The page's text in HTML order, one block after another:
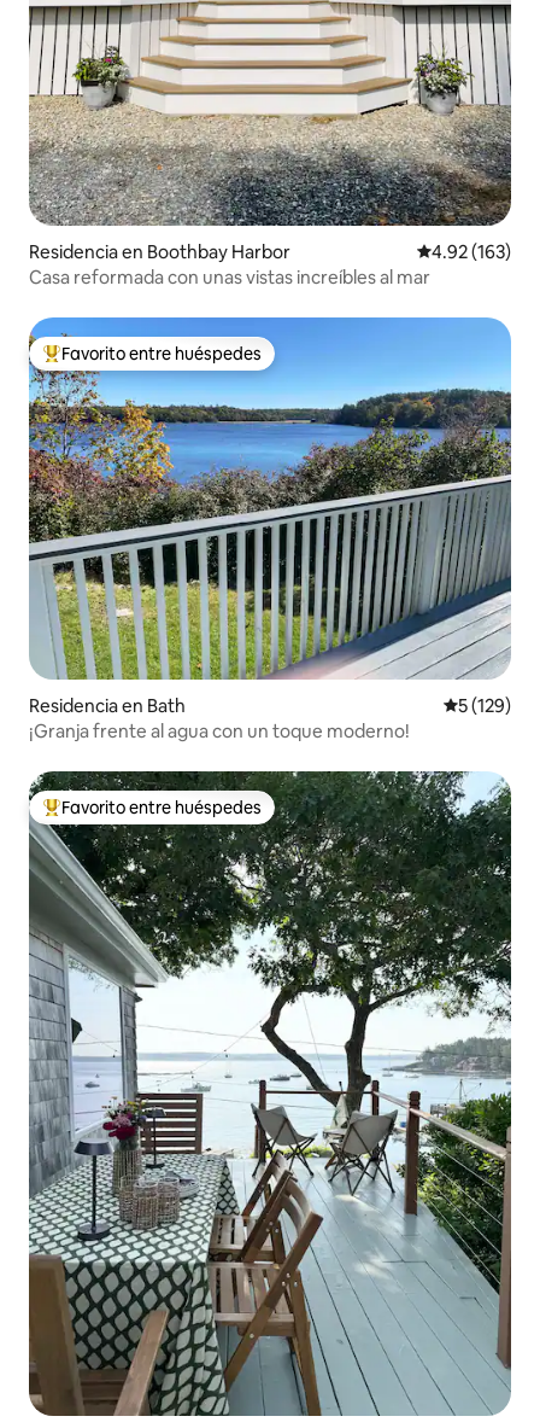
Residencia en Boothbay Harbor Calificación
4.92 (163)
Casa reformada con unas vistas increíbles al mar
De los mejores en Favorito entre huéspedes
Favorito entre huéspedes
Residencia en Bath
5 (129)
¡Granja frente al agua con un toque moderno!
De los mejores en Favorito entre huéspedes
Favorito entre huéspedes